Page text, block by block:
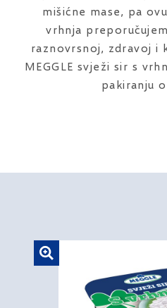
mišićne mase, pa
vrhnja
raznovrsnoj, zdravoj i
MEGGLE svježi sir s
pakiranju